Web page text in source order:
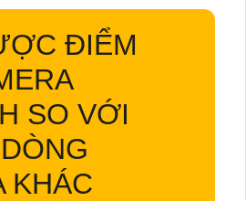
ĐIỂM
SO VỚI
KHÁC